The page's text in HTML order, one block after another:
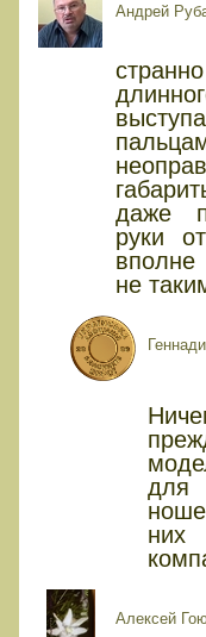
Андрей
даже
руки
не
для
Алексей